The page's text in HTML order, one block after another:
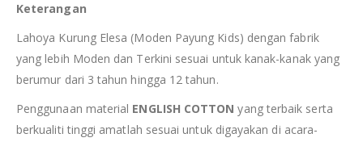
Keterangan
Lahoya Kurung Elesa (Moden Payung Kids) dengan fabrik
yang lebih Moden dan Terkini sesuai untuk kanak-kanak yang
berumur dari 3 tahun hingga 12 tahun.
Penggunaan material ENGLISH COTTON yang terbaik serta
berkualiti tinggi amatlah sesuai untuk digayakan di acara-